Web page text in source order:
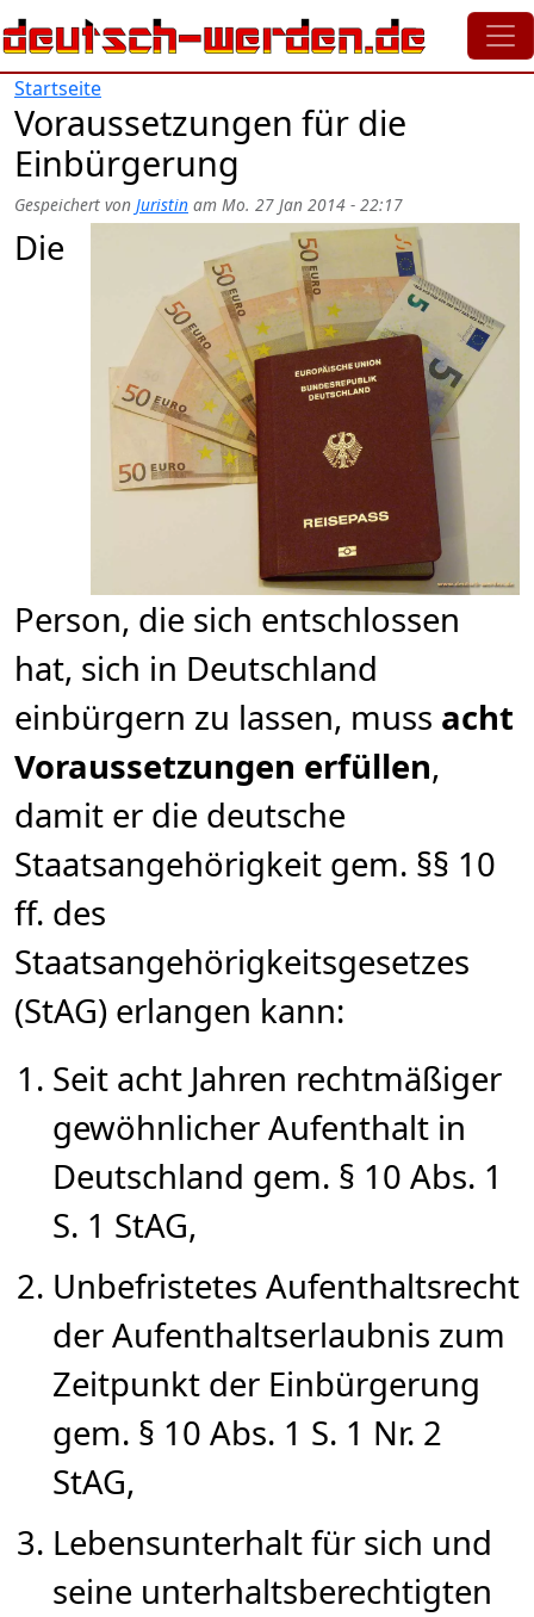
Direkt zum Inhalt
Startseite
Voraussetzungen für die
Einbürgerung
Gespeichert von Juristin am Mo. 27 Jan 2014 - 22:17
Die
Person, die sich entschlossen
hat, sich in Deutschland
einbürgern zu lassen, muss acht
Voraussetzungen erfüllen,
damit er die deutsche
Staatsangehörigkeit gem. §§ 10
ff. des
Staatsangehörigkeitsgesetzes
(StAG) erlangen kann:
Seit acht Jahren rechtmäßiger
gewöhnlicher Aufenthalt in
Deutschland gem. § 10 Abs. 1
S. 1 StAG,
Unbefristetes Aufenthaltsrecht
der Aufenthaltserlaubnis zum
Zeitpunkt der Einbürgerung
gem. § 10 Abs. 1 S. 1 Nr. 2
StAG,
Lebensunterhalt für sich und
seine unterhaltsberechtigten